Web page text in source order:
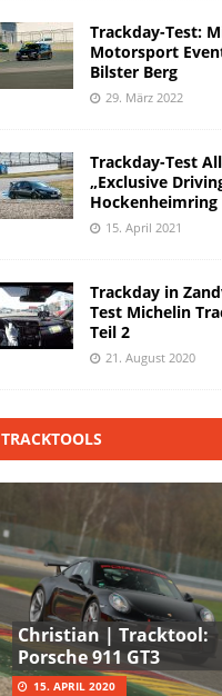
Trackday-Test:
Motorsport
Bilster Berg
29. März 2022
Trackday-Test
„Exclusive
Hockenheimring
15. April 2021
Trackday in
Test Michelin
Teil 2
21. August 2020
TRACKTOOLS
Christian | Tracktool:
Porsche 911 GT3
15. APRIL 2020